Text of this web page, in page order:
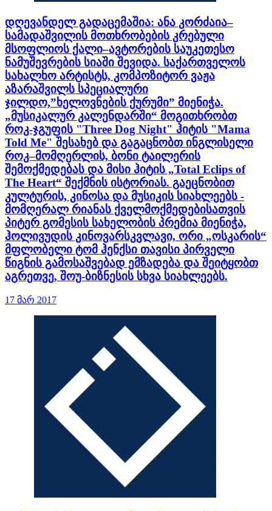
დღევანდელ გადაცემაშია: ანა კორძაია–
სამადაშვილის მოთხრობების კრებული
მსოფლიოს ქალი–ავტორების საუკეთესო
ნამუშევრების სიაში შევიდა. საქართველოს
სახალხო არტისტს, კომპოზიტორ ვაჟა
აზარაშვილს სპეციალური
ჯილდო,”ხელოვნების ქურუმი” მიენიჭა.
„მუსიკალურ კალენდარში“ მოგითხრობთ
როკ-ჯგუფის "Three Dog Night" ჰიტის "Mama
Told Me" შესახებ და გაგაცნობთ ინგლისელი
როკ–მომღერლის, ბონი ტაილერის
შემოქმედებას და მისი ჰიტის „Total Eclips of
The Heart“ შექმნის ისტორიას. გაეცნობით
კულტურის, კინოსა და მუსიკის სიახლეებს -
მომღერალ რიანას ქველმოქმედებისათვის
პიტერ გომესის სახელობის პრემია მიენიჭა,
ჰოლივუდის კინოვარსკვლავი, ორი „ოსკარის“
მფლობელი ტომ ჰენქსი თავისი პირველი
წიგნის გამოსაშვებად ემზადება და შეიტყობთ
აგრეთვე, შოუ-ბიზნესის სხვა სიახლეებს.
17 მარ 2017